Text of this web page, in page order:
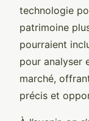
technologie
patrimoine
pourraient
pour analyser
marché,
précis et